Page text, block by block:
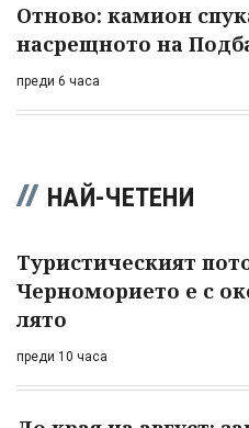
Отново: камион
насрещното на
преди 6 часа
НАЙ-ЧЕТЕНИ
Туристическият
Черноморието е с
лято
преди 10 часа